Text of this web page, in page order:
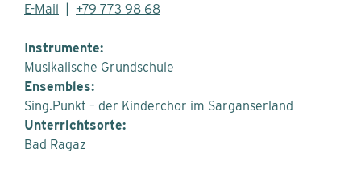
E-Mail +79 773 98 68
Instrumente:
Musikalische Grundschule
Ensembles:
Sing.Punkt – der Kinderchor im Sarganserland
Unterrichtsorte:
Bad Ragaz